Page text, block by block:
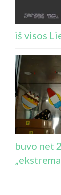
iš visos
buvo net